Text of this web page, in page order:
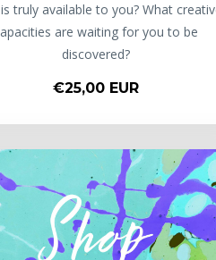
truly available to you? What
are waiting for you to be
discovered?
€25,00 EUR